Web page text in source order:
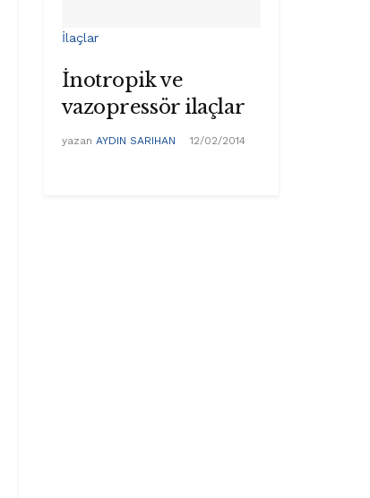
İlaçlar
İnotropik ve
vazopressör ilaçlar
yazan AYDIN SARIHAN 12/02/2014